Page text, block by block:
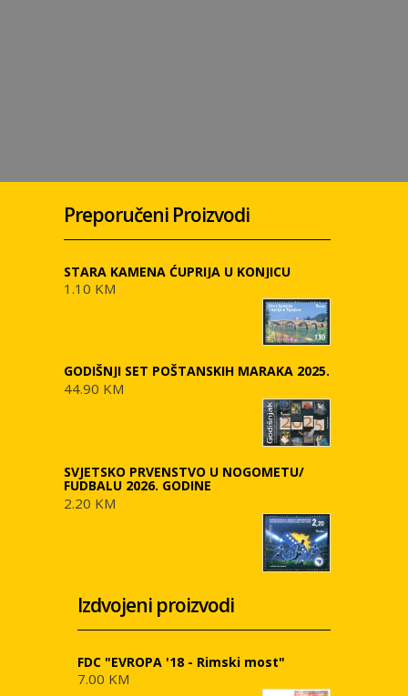
Preporučeni Proizvodi
STARA KAMENA ĆUPRIJA U KONJICU
1.10 KM
GODIŠNJI SET POŠTANSKIH MARAKA 2025.
44.90 KM
SVJETSKO PRVENSTVO U NOGOMETU/
FUDBALU 2026. GODINE
2.20 KM
Izdvojeni proizvodi
FDC "EVROPA '18 - Rimski most"
7.00 KM